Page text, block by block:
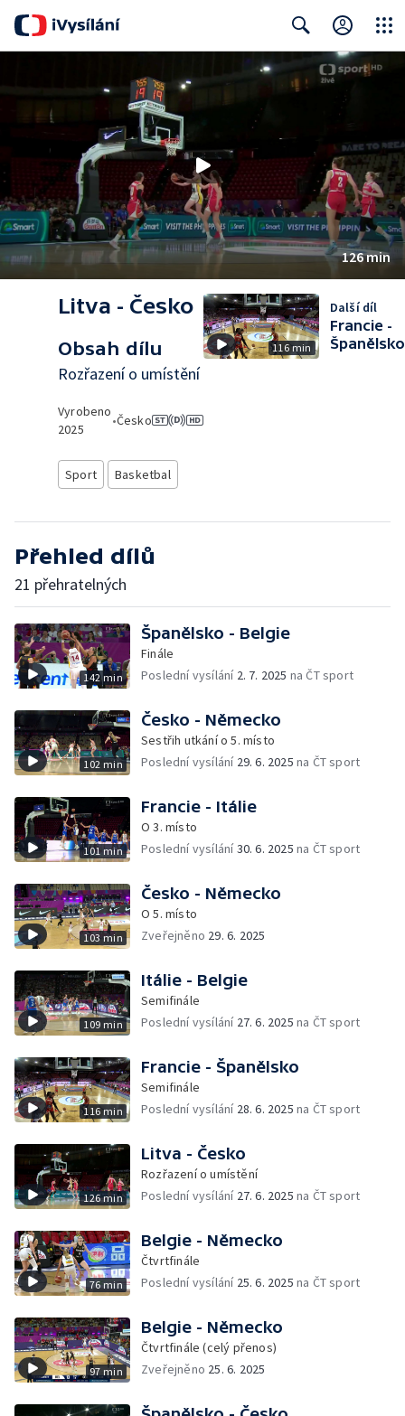
Search Close
126 min
Litva - Česko
Obsah dílu
Rozřazení o umístění
Vyrobeno
2025
•Česko
Sport Basketbal
116 min
Další díl
Francie -
Španělsko
Přehled dílů
21 přehratelných
142 min
Španělsko - Belgie
Finále
Poslední vysílání 2. 7. 2025 na ČT sport
102 min
Česko - Německo
Sestřih utkání o 5. místo
Poslední vysílání 29. 6. 2025 na ČT sport
101 min
Francie - Itálie
O 3. místo
Poslední vysílání30. 6. 2025 na ČT sport
103 min
Česko - Německo
O 5. místo
Zveřejněno 29. 6. 2025
109 min
Itálie - Belgie
Semifinále
Poslední vysílání 27. 6. 2025 na ČT sport
116 min
Francie - Španělsko
Semifinále
Poslední vysílání 28. 6. 2025 na ČT sport
126 min
Litva - Česko
Rozřazení o umístění
Poslední vysílání 27. 6. 2025 na ČT sport
76 min
Belgie - Německo
Čtvrtfinále
Poslední vysílání 25. 6. 2025 na ČT sport
97 min
Belgie - Německo
Čtvrtfinále (celý přenos)
Zveřejněno 25. 6. 2025